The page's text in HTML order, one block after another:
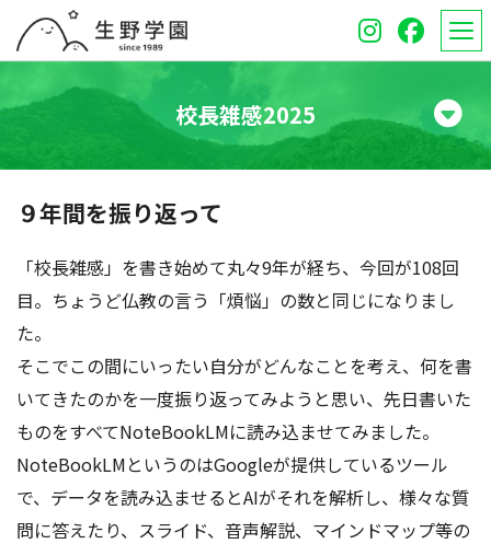
学校紹介
高等学校
中学校
保護者のみなさんへ
受験生のみなさんへ
アクセス お問い合わせ
校長雑感2025
９年間を振り返って
「校長雑感」を書き始めて丸々9年が経ち、今回が108回
目。ちょうど仏教の言う「煩悩」の数と同じになりまし
た。
そこでこの間にいったい自分がどんなことを考え、何を書
いてきたのかを一度振り返ってみようと思い、先日書いた
ものをすべてNoteBookLMに読み込ませてみました。
NoteBookLMというのはGoogleが提供しているツール
で、データを読み込ませるとAIがそれを解析し、様々な質
問に答えたり、スライド、音声解説、マインドマップ等の